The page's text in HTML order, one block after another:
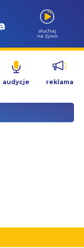
słuchaj
na żywo
audycje reklama